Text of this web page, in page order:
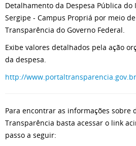
Detalhamento da Despesa Pública
Sergipe - Campus Propriá por meio
Transparência do Governo Federal.
Exibe valores detalhados pela ação
da despesa.
http://
Para encontrar as informações sobre
Transparência basta acessar o link
passo a seguir: